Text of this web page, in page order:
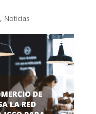
, Noticias